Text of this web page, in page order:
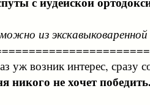
из
уж возник интерес,
никого не хочет победить.